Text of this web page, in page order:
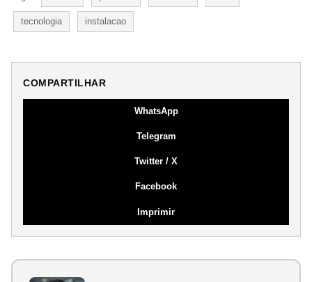
tecnologia instalacao
COMPARTILHAR
WhatsApp
Telegram
Twitter / X
Facebook
Imprimir